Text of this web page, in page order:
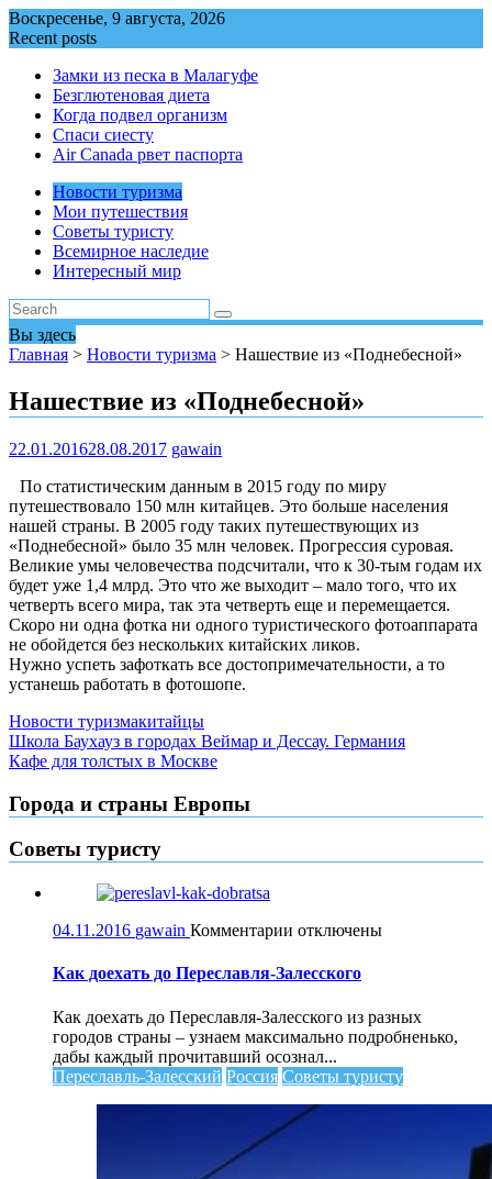
Перейти
к
Воскресенье, 9 августа, 2026
Recent posts
Замки из песка в Малагуфе
Безглютеновая диета
Когда подвел организм
Спаси сиесту
Air Canada рвет паспорта
Новости туризма
Мои путешествия
Советы туристу
Всемирное наследие
Интересный мир
Вы здесь
Главная > Новости туризма > Нашествие из «Поднебесной»
Нашествие из «Поднебесной»
22.01.201628.08.2017 gawain
По статистическим данным в 2015 году по миру
путешествовало 150 млн китайцев. Это больше населения
нашей страны. В 2005 году таких путешествующих из
«Поднебесной» было 35 млн человек. Прогрессия суровая.
Великие умы человечества подсчитали, что к 30-тым годам их
будет уже 1,4 млрд. Это что же выходит – мало того, что их
четверть всего мира, так эта четверть еще и перемещается.
Скоро ни одна фотка ни одного туристического фотоаппарата
не обойдется без нескольких китайских ликов.
Нужно успеть зафоткать все достопримечательности, а то
устанешь работать в фотошопе.
Новости туризмакитайцы
Навигация
по
записям
Школа Баухауз в городах Веймар и Дессау. Германия
Кафе для толстых в Москве
Города и страны Европы
Советы туристу
04.11.2016 gawain Комментарии к
Как
Переславля-
Залесского
отключены
Как доехать до Переславля-Залесского
Как доехать до Переславля-Залесского из разных
городов страны – узнаем максимально подробненько,
дабы каждый прочитавший осознал...
Переславль-Залесский Россия Советы туристу